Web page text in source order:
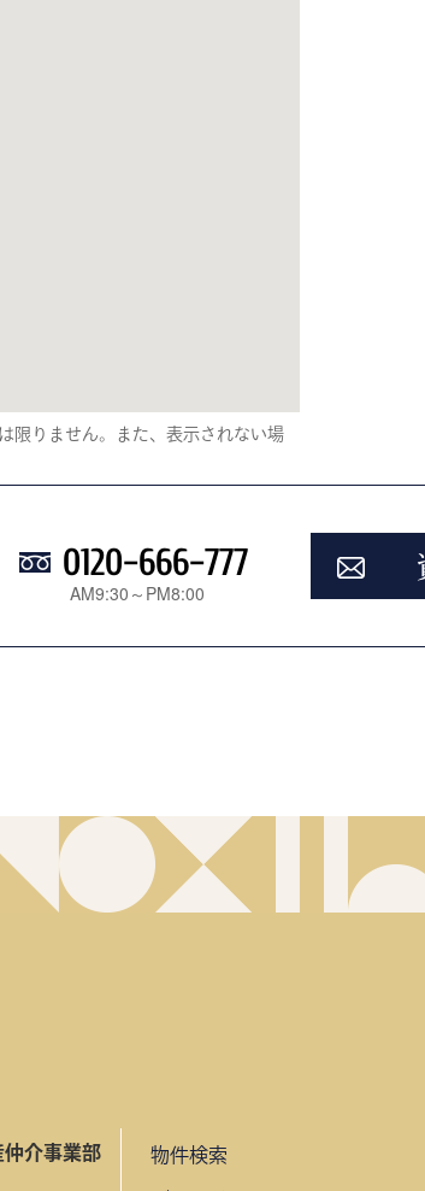
限りません。また、表示されない場
0120-666-777
AM9:30～PM8:00
仲介事業部 物件検索